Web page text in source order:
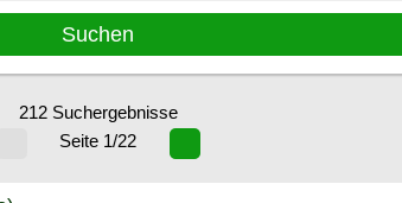
212 Suchergebnisse
Seite 1/22